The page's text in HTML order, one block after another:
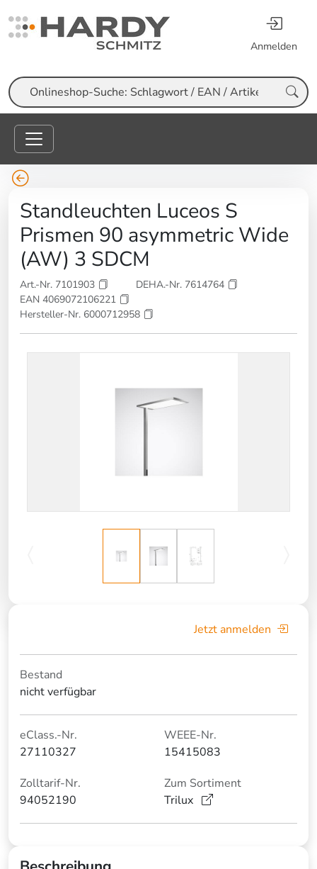
Anmelden
Suche
Standleuchten Luceos S
Prismen 90 asymmetric Wide
(AW) 3 SDCM
Art.-Nr. 7101903
DEHA.-Nr. 7614764
EAN 4069072106221
Hersteller-Nr. 6000712958
Jetzt anmelden
Bestand
nicht verfügbar
eClass.-Nr.
27110327
WEEE-Nr.
15415083
Zolltarif-Nr.
94052190
Zum Sortiment
Trilux